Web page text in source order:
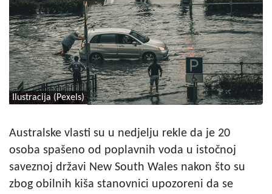
Ilustracija (Pexels)
Australske vlasti su u nedjelju rekle da je 20
osoba spašeno od poplavnih voda u istočnoj
saveznoj državi New South Wales nakon što su
zbog obilnih kiša stanovnici upozoreni da se